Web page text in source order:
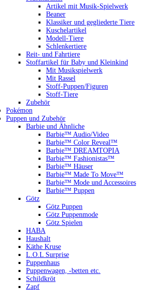
Artikel mit Musik-Spielwerk
Beaner
Klassiker und gegliederte Tiere
Kuschelartikel
Modell-Tiere
Schlenkertiere
Reit- und Fahrtiere
Stoffartikel für Baby und Kleinkind
Mit Musikspielwerk
Mit Rassel
Stoff-Puppen/Figuren
Stoff-Tiere
Zubehör
Pokémon
Puppen und Zubehör
Barbie und Ähnliche
Barbie™ Audio/Video
Barbie™ Color Reveal™
Barbie™ DREAMTOPIA
Barbie™ Fashionistas™
Barbie™ Häuser
Barbie™ Made To Move™
Barbie™ Mode und Accessoires
Barbie™ Puppen
Götz
Götz Puppen
Götz Puppenmode
Götz Spielen
HABA
Haushalt
Käthe Kruse
L.O.L Surprise
Puppenhaus
Puppenwagen, -betten etc.
Schildkröt
Zapf